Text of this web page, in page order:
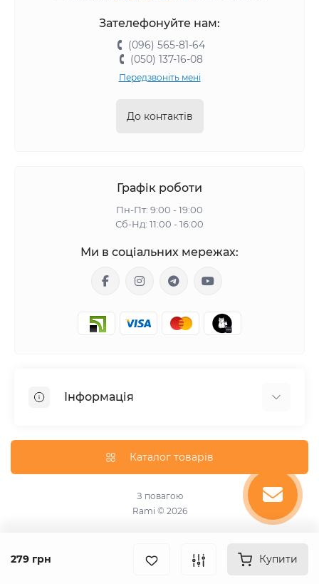
279 грн Купити
Зателефонуйте нам:
(096) 565-81-64
(050) 137-16-08
Передзвоніть мені
До контактів
Графік роботи
Пн-Пт: 9:00 - 19:00
Сб-Нд: 11:00 - 16:00
Ми в соціальних мережах:
Інформація
Оплата
Зворотній зв’язок
Каталог товарів
З повагою
Rami © 2026